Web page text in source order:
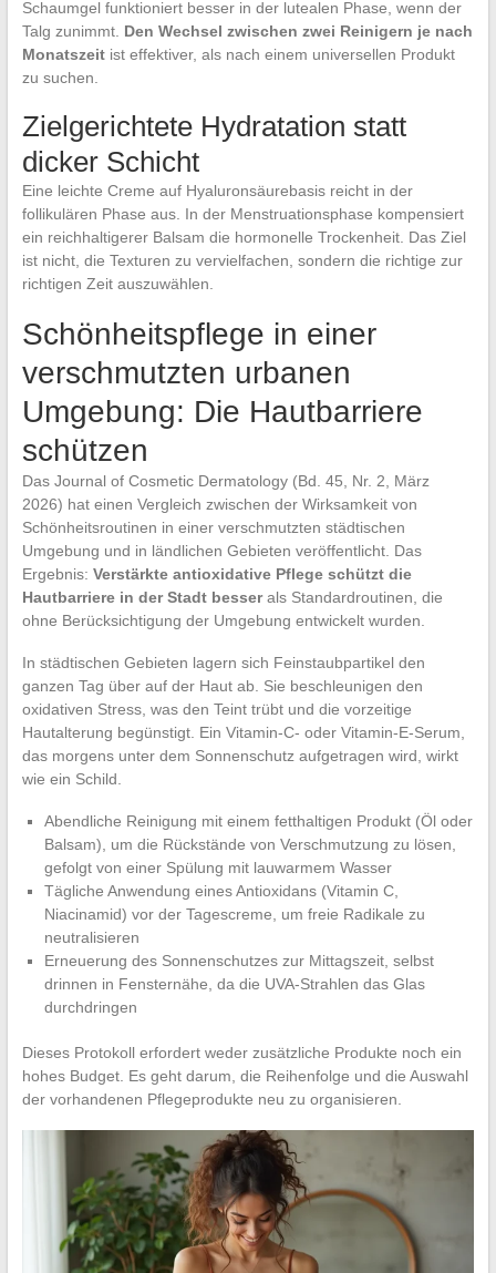
Schaumgel funktioniert besser in der lutealen Phase, wenn der
Talg zunimmt. Den Wechsel zwischen zwei Reinigern je nach
Monatszeitist effektiver, als nach einem universellen Produkt
zu suchen.
Zielgerichtete Hydratation statt
dicker Schicht
Eine leichte Creme auf Hyaluronsäurebasis reicht in der
follikulären Phase aus. In der Menstruationsphase kompensiert
ein reichhaltigerer Balsam die hormonelle Trockenheit. Das Ziel
ist nicht, die Texturen zu vervielfachen, sondern die richtige zur
richtigen Zeit auszuwählen.
Schönheitspflege in einer
verschmutzten urbanen
Umgebung: Die Hautbarriere
schützen
Das Journal of Cosmetic Dermatology (Bd. 45, Nr. 2, März
2026) hat einen Vergleich zwischen der Wirksamkeit von
Schönheitsroutinen in einer verschmutzten städtischen
Umgebung und in ländlichen Gebieten veröffentlicht. Das
Ergebnis: Verstärkte antioxidative Pflege schützt die
Hautbarriere in der Stadt besserals Standardroutinen, die
ohne Berücksichtigung der Umgebung entwickelt wurden.
In städtischen Gebieten lagern sich Feinstaubpartikel den
ganzen Tag über auf der Haut ab. Sie beschleunigen den
oxidativen Stress, was den Teint trübt und die vorzeitige
Hautalterung begünstigt. Ein Vitamin-C- oder Vitamin-E-Serum,
das morgens unter dem Sonnenschutz aufgetragen wird, wirkt
wie ein Schild.
Abendliche Reinigung mit einem fetthaltigen Produkt (Öl oder
Balsam), um die Rückstände von Verschmutzung zu lösen,
gefolgt von einer Spülung mit lauwarmem Wasser
Tägliche Anwendung eines Antioxidans (Vitamin C,
Niacinamid) vor der Tagescreme, um freie Radikale zu
neutralisieren
Erneuerung des Sonnenschutzes zur Mittagszeit, selbst
drinnen in Fensternähe, da die UVA-Strahlen das Glas
durchdringen
Dieses Protokoll erfordert weder zusätzliche Produkte noch ein
hohes Budget. Es geht darum, die Reihenfolge und die Auswahl
der vorhandenen Pflegeprodukte neu zu organisieren.